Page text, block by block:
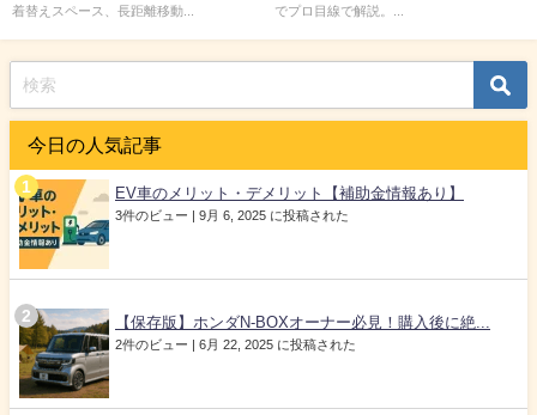
着替えスペース、長距離移動...
でプロ目線で解説。...
今日の人気記事
EV車のメリット・デメリット【補助金情報あり】
3件のビュー 9月 6, 2025 に投稿された
【保存版】ホンダN-BOXオーナー必見！購入後に絶...
2件のビュー 6月 22, 2025 に投稿された